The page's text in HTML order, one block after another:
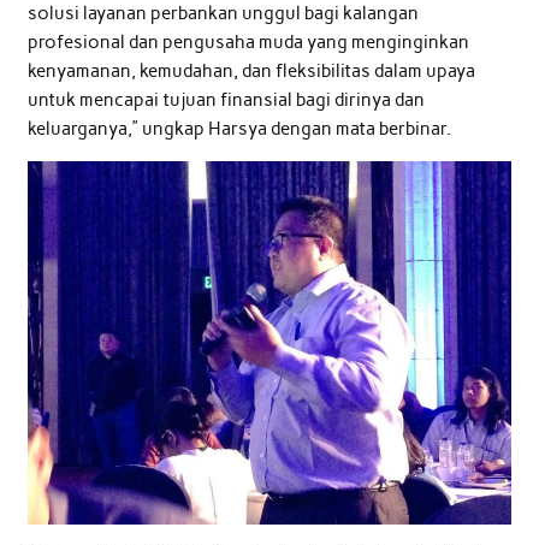
solusi layanan perbankan unggul bagi kalangan
profesional dan pengusaha muda yang menginginkan
kenyamanan, kemudahan, dan fleksibilitas dalam upaya
untuk mencapai tujuan finansial bagi dirinya dan
keluarganya,” ungkap Harsya dengan mata berbinar.